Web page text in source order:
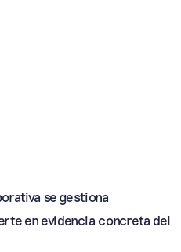
se gestiona
en evidencia concreta del